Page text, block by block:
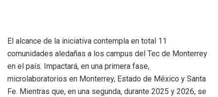
El alcance de la iniciativa contempla en total 11
comunidades aledañas a los campus del Tec de Monterrey
en el país. Impactará, en una primera fase,
microlaboratorios en Monterrey, Estado de México y Santa
Fe. Mientras que, en una segunda, durante 2025 y 2026, se